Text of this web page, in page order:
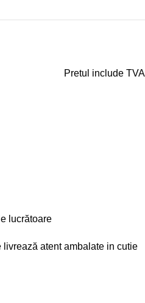
Pretul include TVA
lucrătoare
atent ambalate in cutie